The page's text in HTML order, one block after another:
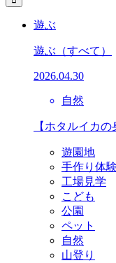
遊ぶ
遊ぶ （すべて）
2026.04.30
自然
【ホタルイカ
遊園地
手作り体験
工場見学
こども
公園
ペット
自然
山登り